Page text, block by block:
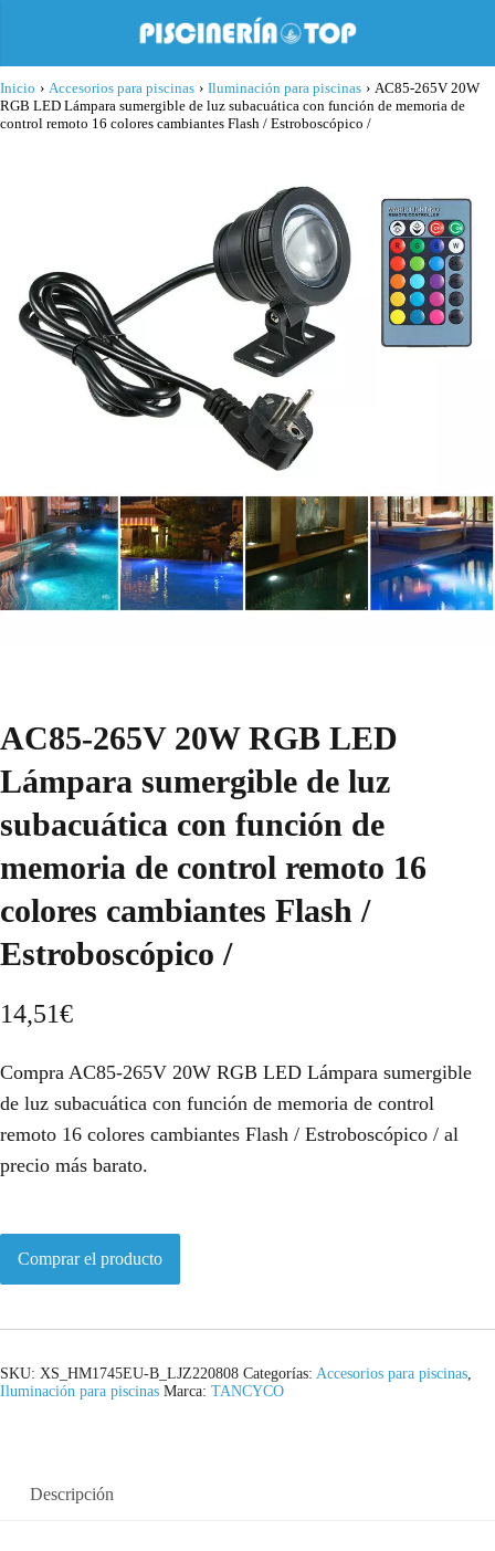
Inicio › Accesorios para piscinas › Iluminación para piscinas › AC85-265V 20W
RGB LED Lámpara sumergible de luz subacuática con función de memoria de
control remoto 16 colores cambiantes Flash / Estroboscópico /
AC85-265V 20W RGB LED
Lámpara sumergible de luz
subacuática con función de
memoria de control remoto 16
colores cambiantes Flash /
Estroboscópico /
14,51€
Compra AC85-265V 20W RGB LED Lámpara sumergible
de luz subacuática con función de memoria de control
remoto 16 colores cambiantes Flash / Estroboscópico / al
precio más barato.
Comprar el producto
SKU: XS_HM1745EU-B_LJZ220808 Categorías: Accesorios para piscinas,
Iluminación para piscinas Marca: TANCYCO
Descripción